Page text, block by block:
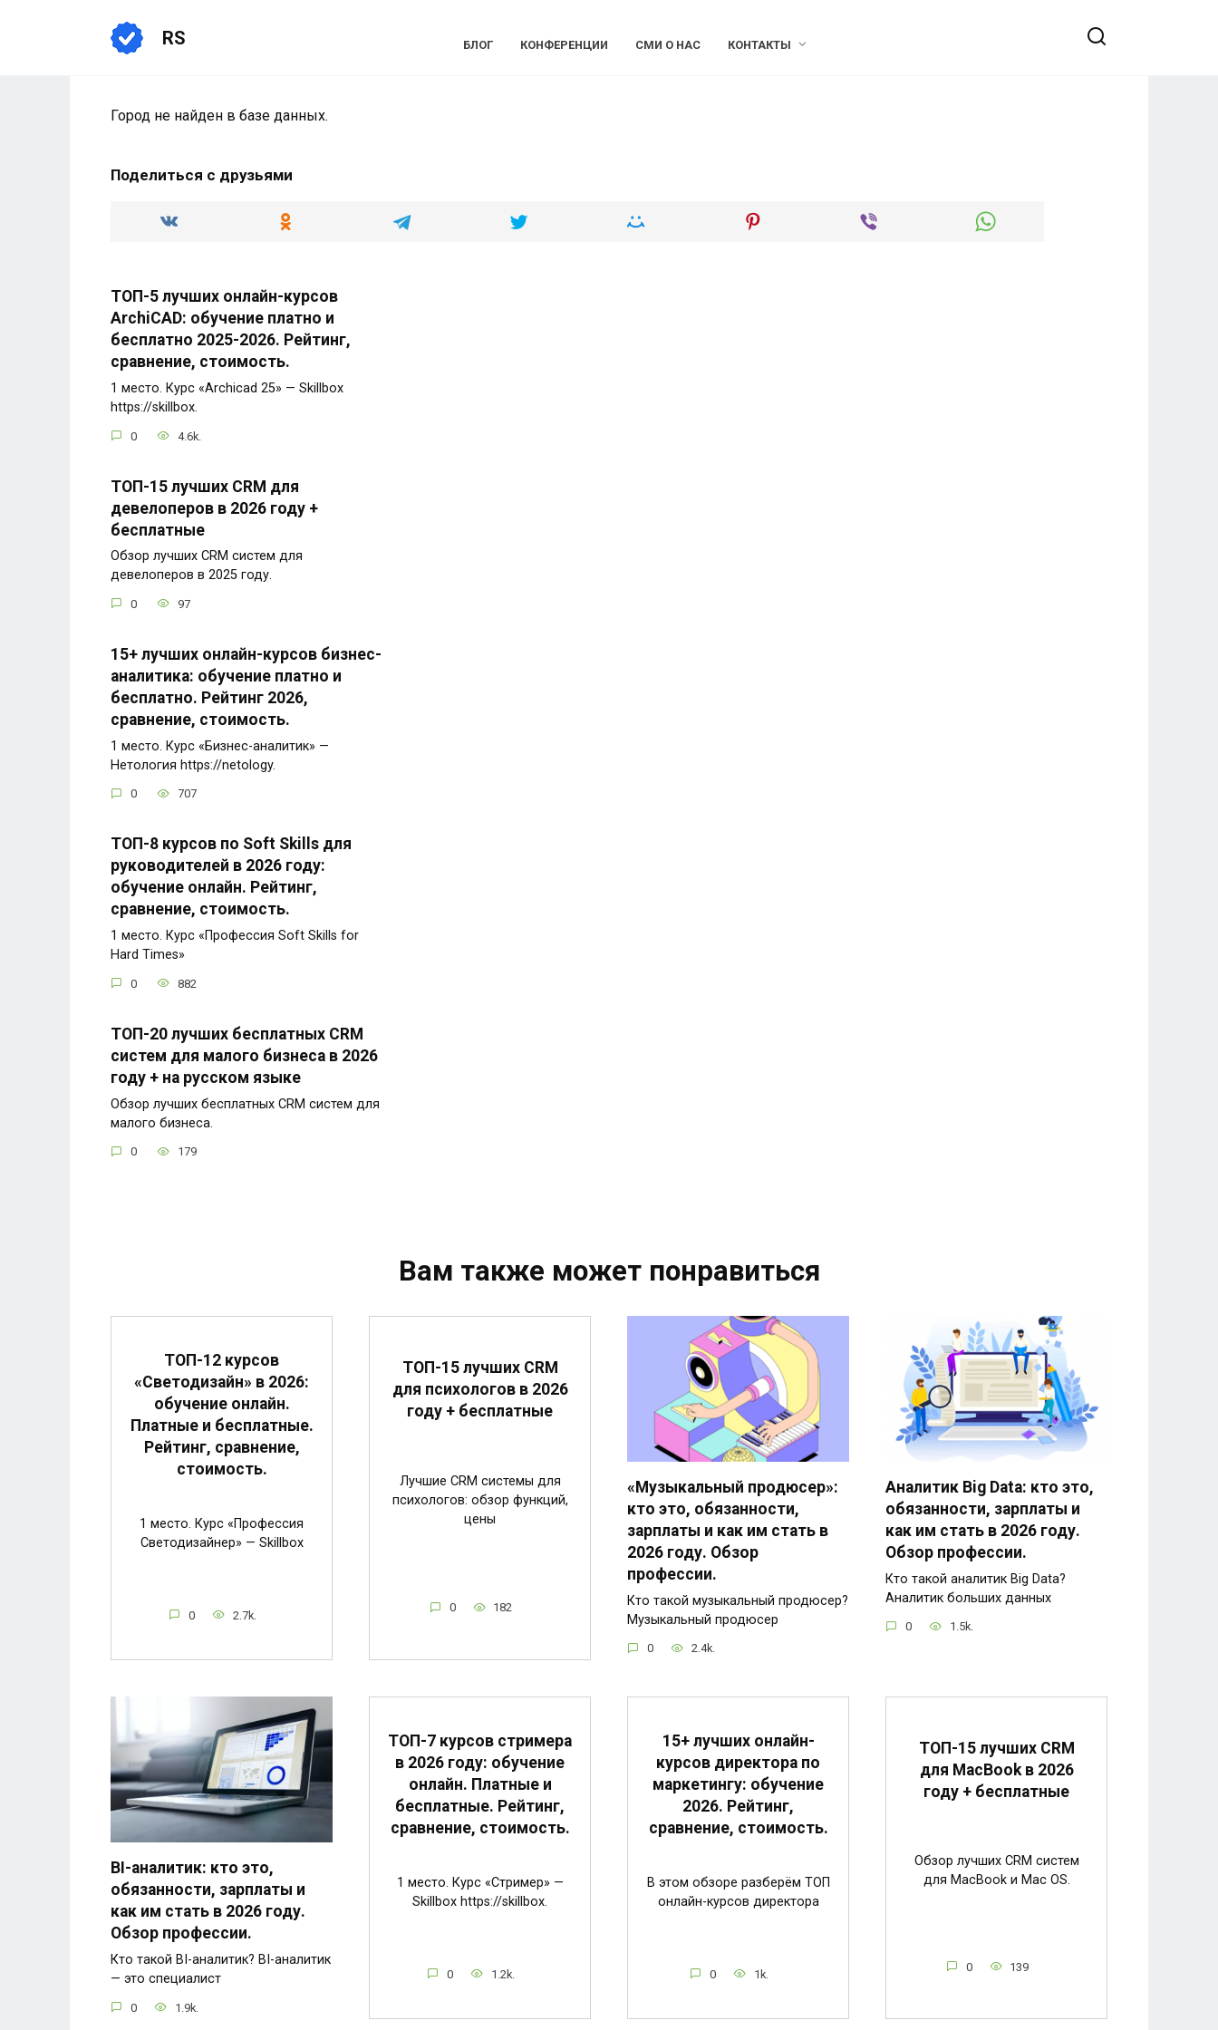
RS БЛОГ КОНФЕРЕНЦИИ СМИ О НАС КОНТАКТЫ
Город не найден в базе данных.
Поделиться с друзьями
ТОП-5 лучших онлайн-курсов
ArchiCAD: обучение платно и
бесплатно 2025-2026. Рейтинг,
сравнение, стоимость.
1 место. Курс «Archicad 25» — Skillbox
https://skillbox.
0 4.6k.
ТОП-15 лучших CRM для
девелоперов в 2026 году +
бесплатные
Обзор лучших CRM систем для
девелоперов в 2025 году.
0 97
15+ лучших онлайн-курсов бизнес-
аналитика: обучение платно и
бесплатно. Рейтинг 2026,
сравнение, стоимость.
1 место. Курс «Бизнес-аналитик» —
Нетология https://netology.
0 707
ТОП-8 курсов по Soft Skills для
руководителей в 2026 году:
обучение онлайн. Рейтинг,
сравнение, стоимость.
1 место. Курс «Профессия Soft Skills for
Hard Times»
0 882
ТОП-20 лучших бесплатных CRM
систем для малого бизнеса в 2026
году + на русском языке
Обзор лучших бесплатных CRM систем для
малого бизнеса.
0 179
Вам также может понравиться
ТОП-12 курсов
«Светодизайн» в 2026:
обучение онлайн.
Платные и бесплатные.
Рейтинг, сравнение,
стоимость.
1 место. Курс «Профессия
Светодизайнер» — Skillbox
0 2.7k.
ТОП-15 лучших CRM
для психологов в 2026
году + бесплатные
Лучшие CRM системы для
психологов: обзор функций,
цены
0 182
«Музыкальный продюсер»:
кто это, обязанности,
зарплаты и как им стать в
2026 году. Обзор
профессии.
Кто такой музыкальный продюсер?
Музыкальный продюсер
0 2.4k.
Аналитик Big Data: кто это,
обязанности, зарплаты и
как им стать в 2026 году.
Обзор профессии.
Кто такой аналитик Big Data?
Аналитик больших данных
0 1.5k.
BI-аналитик: кто это,
обязанности, зарплаты и
как им стать в 2026 году.
Обзор профессии.
Кто такой BI-аналитик? BI-аналитик
— это специалист
0 1.9k.
ТОП-7 курсов стримера
в 2026 году: обучение
онлайн. Платные и
бесплатные. Рейтинг,
сравнение, стоимость.
1 место. Курс «Стример» —
Skillbox https://skillbox.
0 1.2k.
15+ лучших онлайн-
курсов директора по
маркетингу: обучение
2026. Рейтинг,
сравнение, стоимость.
В этом обзоре разберём ТОП
онлайн-курсов директора
0 1k.
ТОП-15 лучших CRM
для MacBook в 2026
году + бесплатные
Обзор лучших CRM систем
для MacBook и Mac OS.
0 139